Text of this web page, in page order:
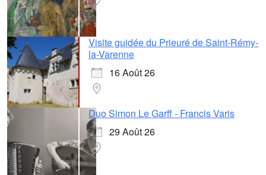
Visite guidée du Prieuré de Saint-Rémy-
la-Varenne
16 Août 26
Duo Simon Le Garff - Francis Varis
29 Août 26